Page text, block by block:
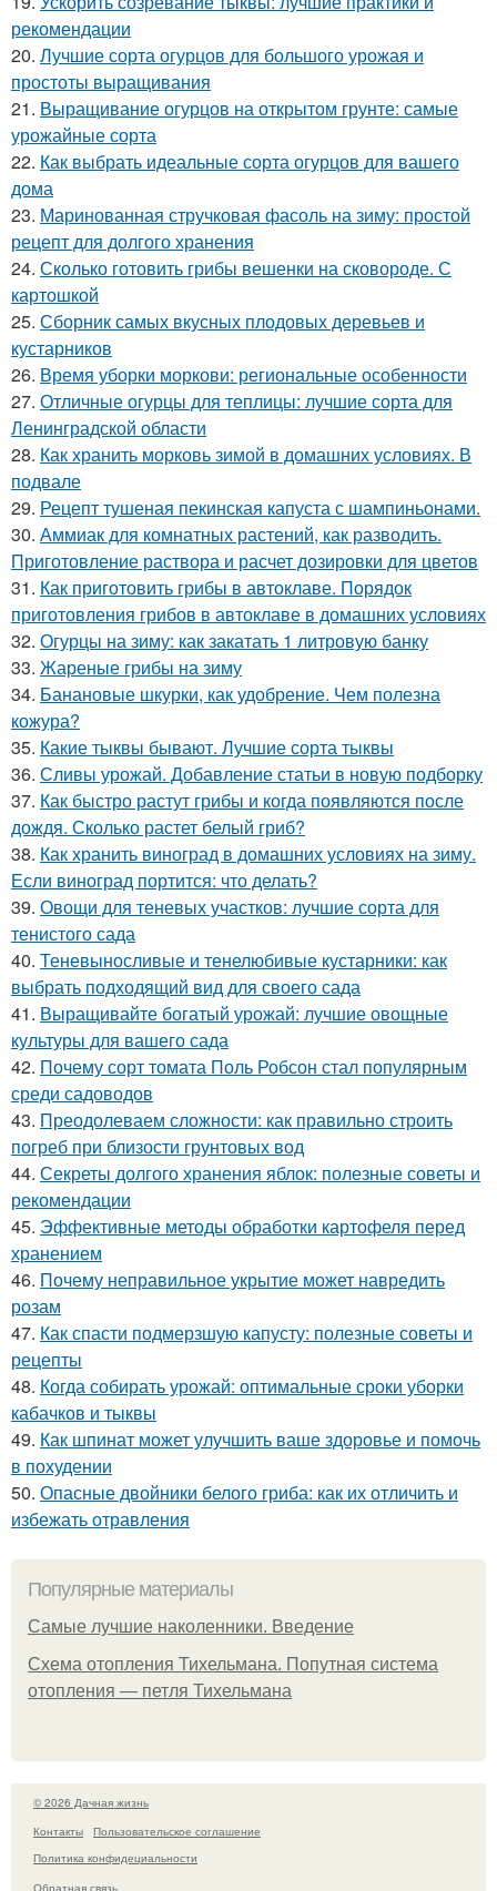
рекомендации
20. Лучшие сорта огурцов для большого урожая и
простоты выращивания
21. Выращивание огурцов на открытом грунте: самые
урожайные сорта
22. Как выбрать идеальные сорта огурцов для вашего
дома
23. Маринованная стручковая фасоль на зиму: простой
рецепт для долгого хранения
24. Сколько готовить грибы вешенки на сковороде. С
картошкой
25. Сборник самых вкусных плодовых деревьев и
кустарников
26. Время уборки моркови: региональные особенности
27. Отличные огурцы для теплицы: лучшие сорта для
Ленинградской области
28. Как хранить морковь зимой в домашних условиях. В
подвале
29. Рецепт тушеная пекинская капуста с шампиньонами.
30. Аммиак для комнатных растений, как разводить.
Приготовление раствора и расчет дозировки для цветов
31. Как приготовить грибы в автоклаве. Порядок
приготовления грибов в автоклаве в домашних условиях
32. Огурцы на зиму: как закатать 1 литровую банку
33. Жареные грибы на зиму
34. Банановые шкурки, как удобрение. Чем полезна
кожура?
35. Какие тыквы бывают. Лучшие сорта тыквы
36. Сливы урожай. Добавление статьи в новую подборку
37. Как быстро растут грибы и когда появляются после
дождя. Сколько растет белый гриб?
38. Как хранить виноград в домашних условиях на зиму.
Если виноград портится: что делать?
39. Овощи для теневых участков: лучшие сорта для
тенистого сада
40. Теневыносливые и тенелюбивые кустарники: как
выбрать подходящий вид для своего сада
41. Выращивайте богатый урожай: лучшие овощные
культуры для вашего сада
42. Почему сорт томата Поль Робсон стал популярным
среди садоводов
43. Преодолеваем сложности: как правильно строить
погреб при близости грунтовых вод
44. Секреты долгого хранения яблок: полезные советы и
рекомендации
45. Эффективные методы обработки картофеля перед
хранением
46. Почему неправильное укрытие может навредить
розам
47. Как спасти подмерзшую капусту: полезные советы и
рецепты
48. Когда собирать урожай: оптимальные сроки уборки
кабачков и тыквы
49. Как шпинат может улучшить ваше здоровье и помочь
в похудении
50. Опасные двойники белого гриба: как их отличить и
избежать отравления
Популярные материалы
Самые лучшие наколенники. Введение
Схема отопления Тихельмана. Попутная система
отопления — петля Тихельмана
© 2026 Дачная жизнь
Контакты
Пользовательское соглашение
Политика конфидециальности
Обратная связь